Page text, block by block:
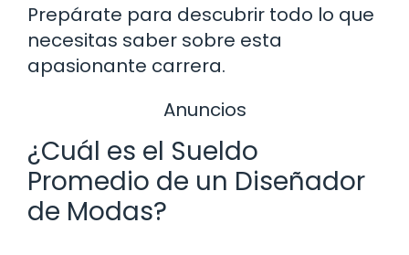
Prepárate para descubrir todo lo que
necesitas saber sobre esta
apasionante carrera.
Anuncios
¿Cuál es el Sueldo
Promedio de un Diseñador
de Modas?